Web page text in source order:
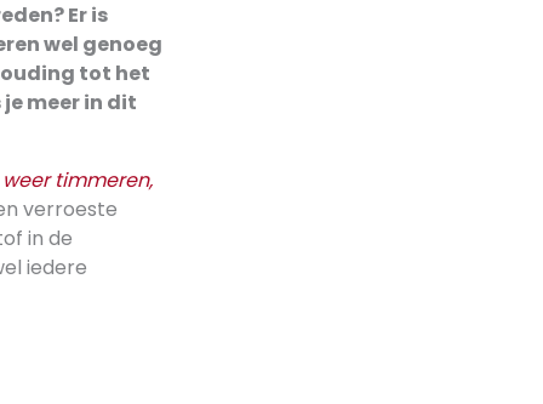
Er is
wel genoeg
tot het
meer in dit
timmeren,
verroeste
in de
iedere